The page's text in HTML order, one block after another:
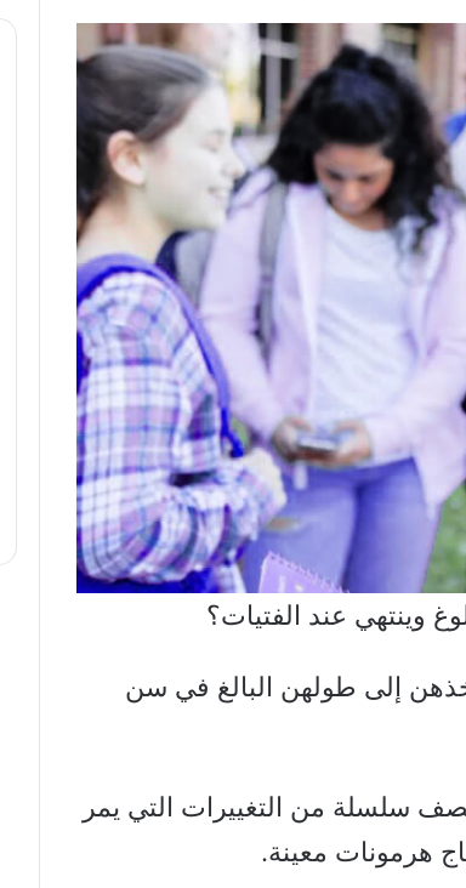
وينتهي عند الفتيات؟
إلى طولهن البالغ في سن
يصف سلسلة من التغييرات التي يمر
هرمونات معينة.